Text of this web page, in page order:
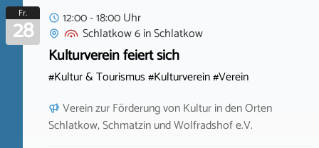
Fr.
28
12:00 - 18:00 Uhr
Schlatkow 6inSchlatkow
Kulturverein feiert sich
#Kultur & Tourismus #Kulturverein #Verein
Verein zur Förderung von Kultur in den Orten
Schlatkow, Schmatzin und Wolfradshof e.V.